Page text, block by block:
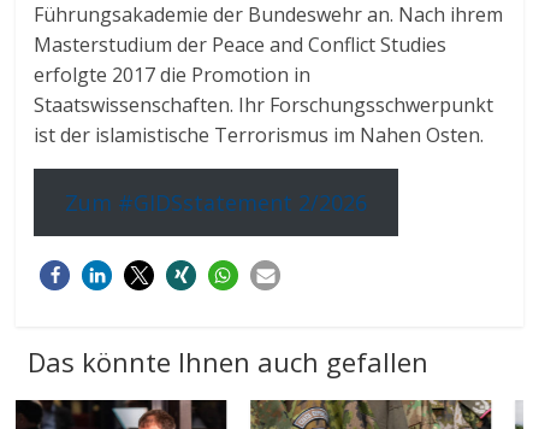
Führungsakademie der Bundeswehr an. Nach ihrem
Masterstudium der Peace and Conflict Studies
erfolgte 2017 die Promotion in
Staatswissenschaften. Ihr Forschungsschwerpunkt
ist der islamistische Terrorismus im Nahen Osten.
Zum #GIDSstatement 2/2026
Das könnte Ihnen auch gefallen